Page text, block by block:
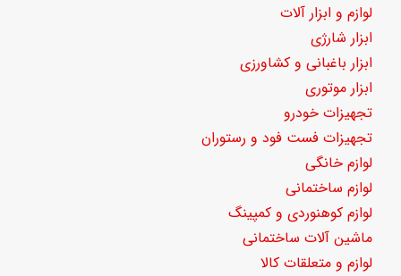
لوازم و ابزار آلات
ابزار شارژی
ابزار باغبانی و کشاورزی
ابزار موتوری
تجهیزات خودرو
تجهیزات فست فود و رستوران
لوازم خانگی
لوازم ساختمانی
لوازم کوهنوردی و کمپینگ
ماشین آلات ساختمانی
لوازم و متعلقات کالا